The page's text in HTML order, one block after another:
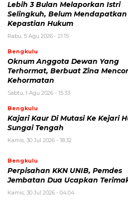
Lebih 3 Bulan Melaporkan Istri
Selingkuh, Belum Mendapatkan
Kepastian Hukum
Rabu, 5 Agu 2026 - 21:15
Bengkulu
Oknum Anggota Dewan Yang
Terhormat, Berbuat Zina
Kehormatan
Sabtu, 1 Agu 2026 - 15:33
Bengkulu
Kajari Kaur Di Mutasi Ke Kejari
Sungai Tengah
Kamis, 30 Jul 2026 - 18:32
Bengkulu
Perpisahan KKN UNIB, Pemdes
Jembatan Dua Ucapkan
Kamis, 30 Jul 2026 - 04:04